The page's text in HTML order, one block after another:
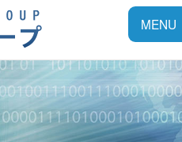
Toggle
MENU